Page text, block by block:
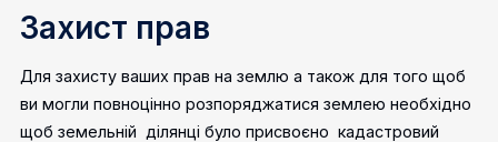
Захист прав
Для захисту ваших прав на землю а також для того щоб
ви могли повноцінно розпоряджатися землею необхідно
щоб земельній ділянці було присвоєно кадастровий